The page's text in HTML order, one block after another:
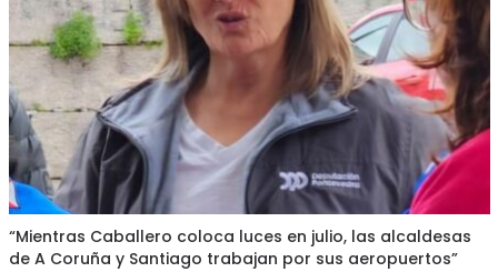
“Mientras Caballero coloca luces en julio, las alcaldesas
de A Coruña y Santiago trabajan por sus aeropuertos”